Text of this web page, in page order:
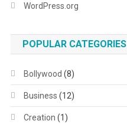
WordPress.org
POPULAR CATEGORIES
Bollywood (8)
Business (12)
Creation (1)